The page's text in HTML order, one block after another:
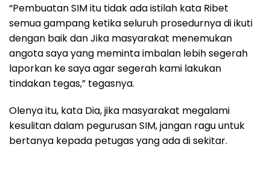
“Pembuatan SIM itu tidak ada istilah kata Ribet
semua gampang ketika seluruh prosedurnya di ikuti
dengan baik dan Jika masyarakat menemukan
angota saya yang meminta imbalan lebih segerah
laporkan ke saya agar segerah kami lakukan
tindakan tegas,” tegasnya.
Olenya itu, kata Dia, jika masyarakat megalami
kesulitan dalam pegurusan SIM, jangan ragu untuk
bertanya kepada petugas yang ada di sekitar.